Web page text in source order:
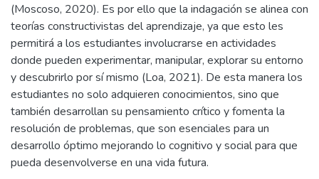
(Moscoso, 2020). Es por ello que la indagación se alinea con
teorías constructivistas del aprendizaje, ya que esto les
permitirá a los estudiantes involucrarse en actividades
donde pueden experimentar, manipular, explorar su entorno
y descubrirlo por sí mismo (Loa, 2021). De esta manera los
estudiantes no solo adquieren conocimientos, sino que
también desarrollan su pensamiento crítico y fomenta la
resolución de problemas, que son esenciales para un
desarrollo óptimo mejorando lo cognitivo y social para que
pueda desenvolverse en una vida futura.